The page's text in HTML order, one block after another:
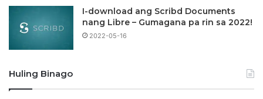
I-download ang Scribd Documents
nang Libre – Gumagana pa rin sa 2022!
2022-05-16
Huling Binago